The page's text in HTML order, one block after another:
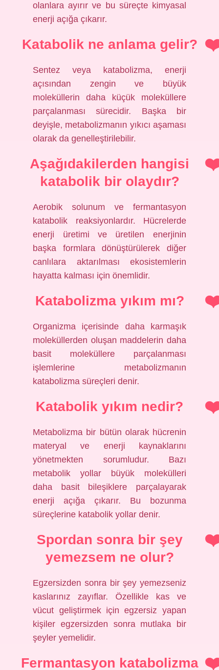
olanlara ayırır ve bu süreçte kimyasal
enerji açığa çıkarır.
Katabolik ne anlama gelir?
Sentez veya katabolizma, enerji
açısından zengin ve büyük
moleküllerin daha küçük moleküllere
parçalanması sürecidir. Başka bir
deyişle, metabolizmanın yıkıcı aşaması
olarak da genelleştirilebilir.
Aşağıdakilerden hangisi
katabolik bir olaydır?
Aerobik solunum ve fermantasyon
katabolik reaksiyonlardır. Hücrelerde
enerji üretimi ve üretilen enerjinin
başka formlara dönüştürülerek diğer
canlılara aktarılması ekosistemlerin
hayatta kalması için önemlidir.
Katabolizma yıkım mı?
Organizma içerisinde daha karmaşık
moleküllerden oluşan maddelerin daha
basit moleküllere parçalanması
işlemlerine metabolizmanın
katabolizma süreçleri denir.
Katabolik yıkım nedir?
Metabolizma bir bütün olarak hücrenin
materyal ve enerji kaynaklarını
yönetmekten sorumludur. Bazı
metabolik yollar büyük molekülleri
daha basit bileşiklere parçalayarak
enerji açığa çıkarır. Bu bozunma
süreçlerine katabolik yollar denir.
Spordan sonra bir şey
yemezsem ne olur?
Egzersizden sonra bir şey yemezseniz
kaslarınız zayıflar. Özellikle kas ve
vücut geliştirmek için egzersiz yapan
kişiler egzersizden sonra mutlaka bir
şeyler yemelidir.
Fermantasyon katabolizma